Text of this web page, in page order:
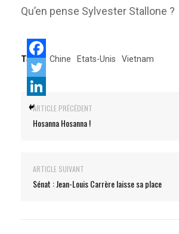
Qu’en pense Sylvester Stallone ?
Tags: Chine Etats-Unis Vietnam
ARTICLE PRÉCÉDENT
Hosanna Hosanna !
ARTICLE SUIVANT
Sénat : Jean-Louis Carrère laisse sa place